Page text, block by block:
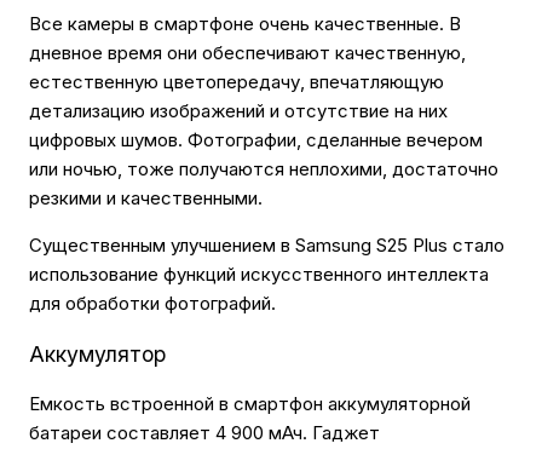
Все камеры в смартфоне очень качественные. В
дневное время они обеспечивают качественную,
естественную цветопередачу, впечатляющую
детализацию изображений и отсутствие на них
цифровых шумов. Фотографии, сделанные вечером
или ночью, тоже получаются неплохими, достаточно
резкими и качественными.
Существенным улучшением в Samsung S25 Plus стало
использование функций искусственного интеллекта
для обработки фотографий.
Аккумулятор
Емкость встроенной в смартфон аккумуляторной
батареи составляет 4 900 мАч. Гаджет